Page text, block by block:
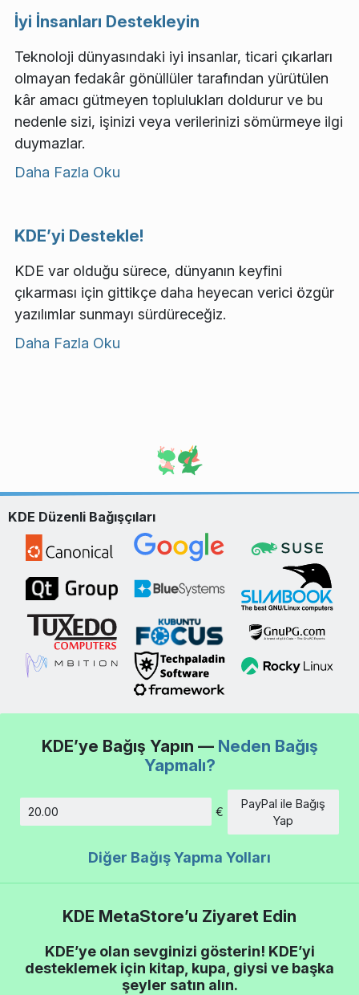
İyi İnsanları Destekleyin
Teknoloji dünyasındaki iyi insanlar, ticari çıkarları
olmayan fedakâr gönüllüler tarafından yürütülen
kâr amacı gütmeyen toplulukları doldurur ve bu
nedenle sizi, işinizi veya verilerinizi sömürmeye ilgi
duymazlar.
Daha Fazla Oku
KDE’yi Destekle!
KDE var olduğu sürece, dünyanın keyfini
çıkarması için gittikçe daha heyecan verici özgür
yazılımlar sunmayı sürdüreceğiz.
Daha Fazla Oku
KDE Düzenli Bağışçıları
KDE’ye Bağış Yapın — Neden Bağış
Yapmalı?
€
PayPal ile Bağış
Yap
Diğer Bağış Yapma Yolları
KDE MetaStore’u Ziyaret Edin
KDE’ye olan sevginizi gösterin! KDE’yi
desteklemek için kitap, kupa, giysi ve başka
şeyler satın alın.